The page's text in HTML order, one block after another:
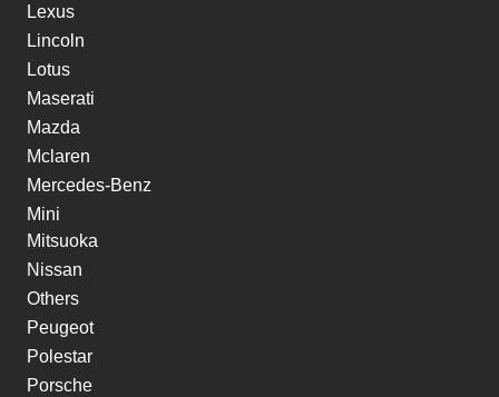
Lexus
Lincoln
Lotus
Maserati
Mazda
Mclaren
Mercedes-Benz
Mini
Mitsuoka
Nissan
Others
Peugeot
Polestar
Porsche